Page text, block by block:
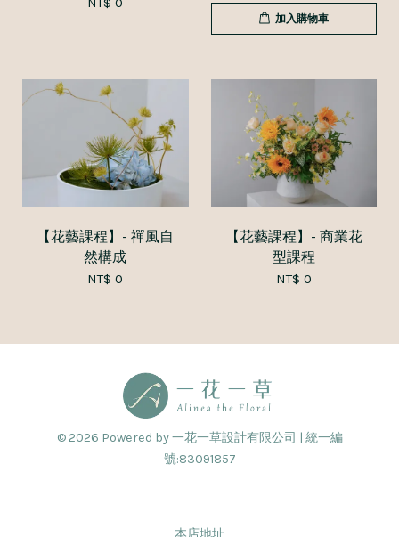
加入購物車
【花藝課程】- 禪風自
然構成
NT$ 0
【花藝課程】- 商業花
型課程
NT$ 0
© 2026 Powered by 一花一草設計有限公司 | 統一編
號:83091857
本店地址